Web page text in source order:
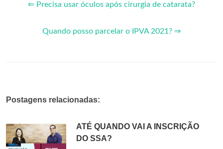
⇐ Precisa usar óculos após cirurgia de catarata?
Quando posso parcelar o IPVA 2021? ⇒
Postagens relacionadas:
ATÉ QUANDO VAI A INSCRIÇÃO
DO SSA?